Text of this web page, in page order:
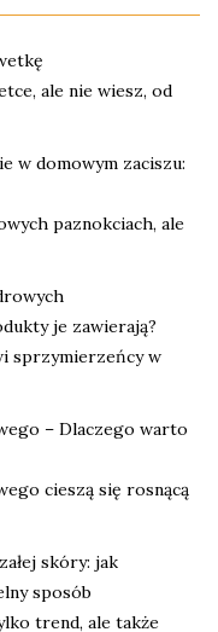
ale nie wiesz, od
w domowym zaciszu:
paznokciach, ale
je zawierają?
sprzymierzeńcy w
– Dlaczego warto
cieszą się rosnącą
skóry: jak
sposób
trend, ale także